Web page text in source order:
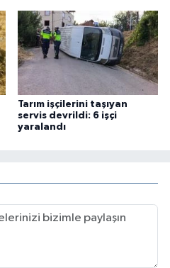
Tarım işçilerini taşıyan
servis devrildi: 6 işçi
yaralandı